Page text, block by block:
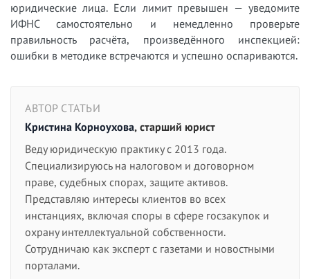
юридические лица. Если лимит превышен — уведомите
ИФНС самостоятельно и немедленно проверьте
правильность расчёта, произведённого инспекцией:
ошибки в методике встречаются и успешно оспариваются.
АВТОР СТАТЬИ
Кристина Корноухова, старший юрист
Веду юридическую практику с 2013 года.
Специализируюсь на налоговом и договорном
праве, судебных спорах, защите активов.
Представляю интересы клиентов во всех
инстанциях, включая споры в сфере госзакупок и
охрану интеллектуальной собственности.
Сотрудничаю как эксперт с газетами и новостными
порталами.